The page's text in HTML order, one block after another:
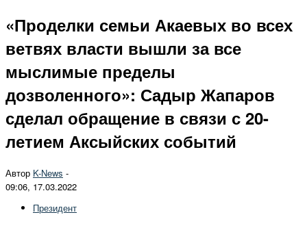
«Проделки семьи Акаевых во всех
ветвях власти вышли за все
мыслимые пределы
дозволенного»: Садыр Жапаров
сделал обращение в связи с 20-
летием Аксыйских событий
Автор K-News -
09:06, 17.03.2022
Президент